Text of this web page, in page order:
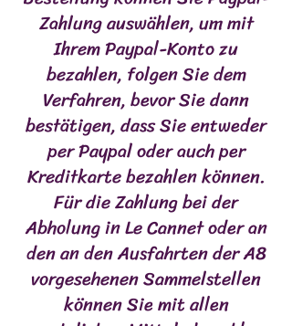
Zahlung auswählen, um mit
Ihrem Paypal-Konto zu
bezahlen, folgen Sie dem
Verfahren, bevor Sie dann
bestätigen, dass Sie entweder
per Paypal oder auch per
Kreditkarte bezahlen können.
Für die Zahlung bei der
Abholung in Le Cannet oder an
den an den Ausfahrten der A8
vorgesehenen Sammelstellen
können Sie mit allen